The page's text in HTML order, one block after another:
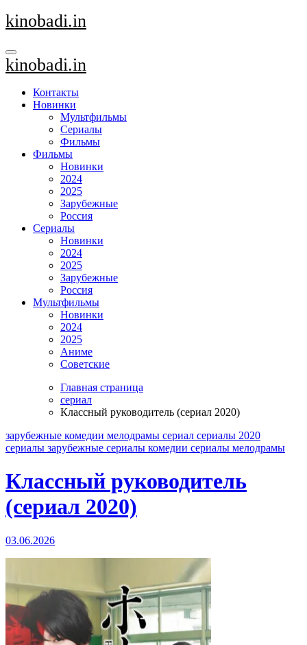
Перейти
к
kinobadi.in
kinobadi.in
Контакты
Новинки
Мультфильмы
Сериалы
Фильмы
Фильмы
Новинки
2024
2025
Зарубежные
Россия
Сериалы
Новинки
2024
2025
Зарубежные
Россия
Мультфильмы
Новинки
2024
2025
Аниме
Советские
Главная страница
сериал
Классный руководитель (сериал 2020)
зарубежные комедии мелодрамы сериал сериалы 2020
сериалы зарубежные сериалы комедии сериалы мелодрамы
Классный руководитель
(сериал 2020)
03.06.2026